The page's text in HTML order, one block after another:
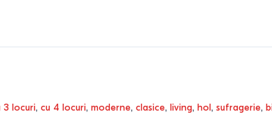
3 locuri, cu 4 locuri, moderne, clasice, living, hol, sufragerie,